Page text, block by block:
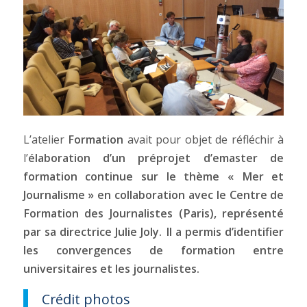
L’atelier Formation avait pour objet de réfléchir à
l’élaboration d’un préprojet d’emaster de
formation continue sur le thème « Mer et
Journalisme » en collaboration avec le Centre de
Formation des Journalistes (Paris), représenté
par sa directrice Julie Joly. Il a permis d’identifier
les convergences de formation entre
universitaires et les journalistes.
Crédit photos